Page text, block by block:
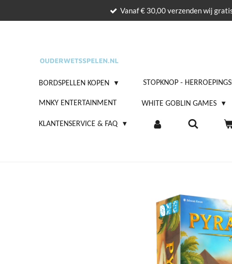
hoofdinhoud
Vanaf € 30,00 verzenden wij
OUDERWETSSPELEN.NL
BORDSPELLEN KOPEN STOPKNOP -
MNKY ENTERTAINMENT WHITE GOBLIN GAMES
KLANTENSERVICE & FAQ